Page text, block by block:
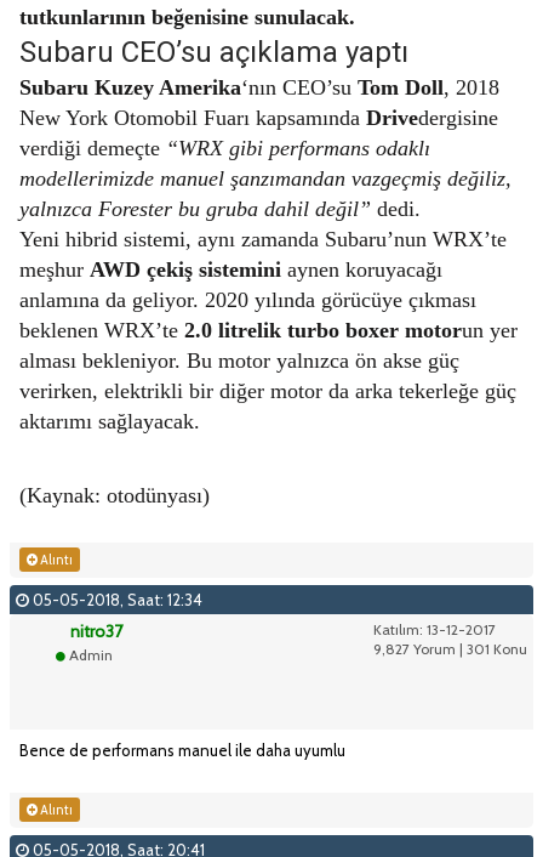
tutkunlarının beğenisine sunulacak.
Subaru CEO’su açıklama yaptı
Subaru Kuzey Amerika‘nın CEO’su Tom Doll, 2018
New York Otomobil Fuarı kapsamında Drivedergisine
verdiği demeçte “WRX gibi performans odaklı
modellerimizde manuel şanzımandan vazgeçmiş değiliz,
yalnızca Forester bu gruba dahil değil” dedi.
Yeni hibrid sistemi, aynı zamanda Subaru’nun WRX’te
meşhur AWD çekiş sistemini aynen koruyacağı
anlamına da geliyor. 2020 yılında görücüye çıkması
beklenen WRX’te 2.0 litrelik turbo boxer motorun yer
alması bekleniyor. Bu motor yalnızca ön akse güç
verirken, elektrikli bir diğer motor da arka tekerleğe güç
aktarımı sağlayacak.
(Kaynak: otodünyası)
Alıntı
05-05-2018, Saat: 12:34
Katılım: 13-12-2017
9,827 Yorum | 301 Konu
nitro37
Admin
Bence de performans manuel ile daha uyumlu
Alıntı
05-05-2018, Saat: 20:41